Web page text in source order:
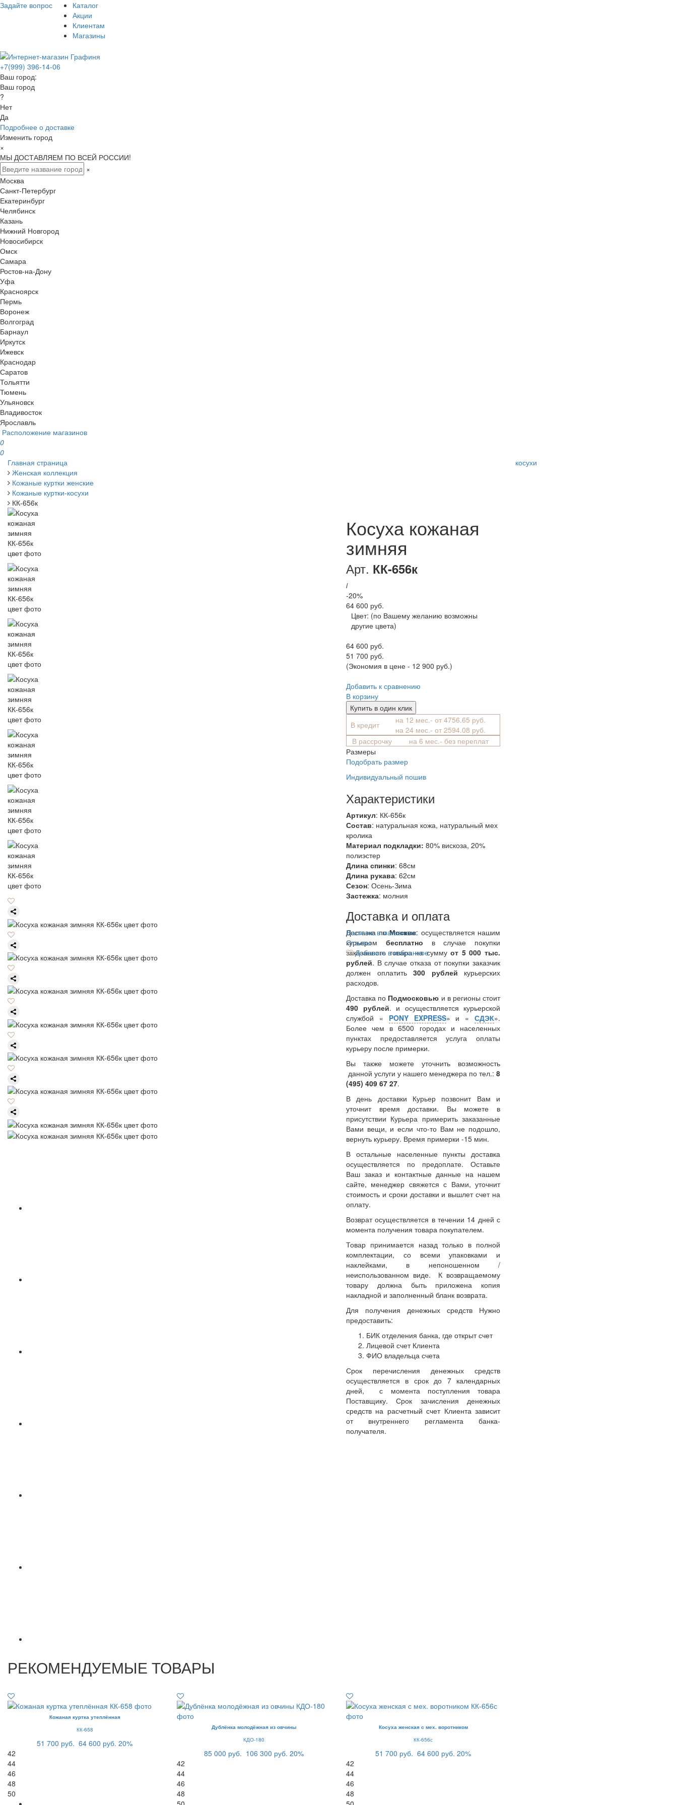
Задайте вопрос
Каталог
Акции
Клиентам
Магазины
+7(999) 396-14-06
Ваш город:
Ваш город
?
Нет
Да
Подробнее о доставке
Изменить город
×
МЫ ДОСТАВЛЯЕМ ПО ВСЕЙ РОССИИ!
×
Москва
Санкт-Петербург
Екатеринбург
Челябинск
Казань
Нижний Новгород
Новосибирск
Омск
Самара
Ростов-на-Дону
Уфа
Красноярск
Пермь
Воронеж
Волгоград
Барнаул
Иркутск
Ижевск
Краснодар
Саратов
Тольятти
Тюмень
Ульяновск
Владивосток
Ярославль
Расположение магазинов
0
0
Главная страница
Женская коллекция
Кожаные куртки женские
Кожаные куртки-косухи
КК-656к
Косуха кожаная
зимняя
Арт. КК-656к
i
-20%
64 600 руб.
Цвет: (по Вашему желанию возможны
другие цвета)
64 600 руб.
51 700 руб.
(Экономия в цене - 12 900 руб.)
Добавить к сравнению
В корзину
Купить в один клик
В кредит
на 12 мес.- от 4756.65 руб.
на 24 мес.- от 2594.08 руб.
В рассрочку
на 6 мес.- без переплат
Размеры
Подобрать размер
Индивидуальный пошив
Характеристики
Артикул: КК-656к
Состав: натуральная кожа, натуральный мех
кролика
Материал подкладки: 80% вискоза, 20%
полиэстер
Длина спинки: 68см
Длина рукава: 62см
Сезон: Осень-Зима
Застежка: молния
Доставка и оплата
Доставка поМоскве: осуществляется нашим
курьером бесплатно в случае покупки
заказанного товара на суммуот 5 000 тыс.
рублей. В случае отказа от покупки заказчик
должен оплатить 300 рублей курьерских
расходов.
Доставка по Подмосковью и в регионы стоит
490 рублей. и осуществляется курьерской
службой « PONY EXPRESS» и «СДЭК».
Более чем в 6500 городах и населенных
пунктах предоставляется услуга оплаты
курьеру после примерки.
Вы также можете уточнить возможность
данной услуги у нашего менеджера по тел.: 8
(495) 409 67 27.
В день доставки Курьер позвонит Вам и
уточнит время доставки. Вы можете в
присутствии Курьера примерить заказанные
Вами вещи, и если что-то Вам не подошло,
вернуть курьеру. Время примерки -15 мин.
В остальные населенные пункты доставка
осуществляется по предоплате. Оставьте
Ваш заказ и контактные данные на нашем
сайте, менеджер свяжется с Вами, уточнит
стоимость и сроки доставки и вышлет счет на
оплату.
Возврат осуществляется в течении 14 дней с
момента получения товара покупателем.
Товар принимается назад только в полной
комплектации, со всеми упаковками и
наклейками, в непоношенном /
неиспользованном виде. К возвращаемому
товару должна быть приложена копия
накладной и заполненный бланк возврата.
Для получения денежных средств Нужно
предоставить:
БИК отделения банка, где открыт счет
Лицевой счет Клиента
ФИО владельца счета
Срок перечисления денежных средств
осуществляется в срок до 7 календарных
дней, с момента поступления товара
Поставщику. Срок зачисления денежных
средств на расчетный счет Клиента зависит
от внутреннего регламента банка-
получателя.
Наличие в магазинах
Отзывы
Добавить в избранное
РЕКОМЕНДУЕМЫЕ ТОВАРЫ
Кожаная куртка утеплённая
КК-658
51 700 руб. 64 600 руб. 20%
42
44
46
48
50
Дублёнка молодёжная из овчины
КДО-180
85 000 руб. 106 300 руб. 20%
42
44
46
48
Косуха женская с мех. воротником
КК-656с
51 700 руб. 64 600 руб. 20%
42
44
46
48
косухи